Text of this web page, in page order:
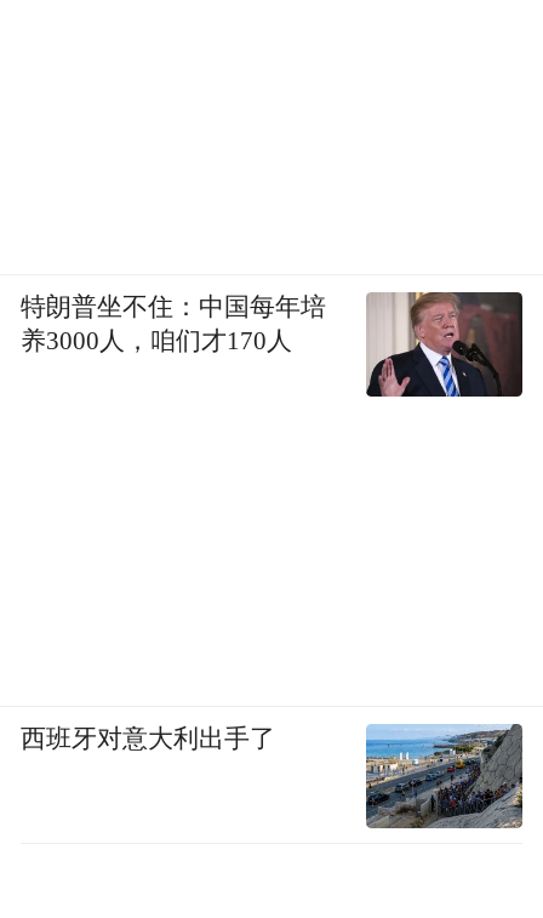
特朗普坐不住：中国每年培
养3000人，咱们才170人
西班牙对意大利出手了